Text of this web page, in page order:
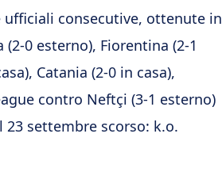
ufficiali consecutive, ottenute in
0 esterno), Fiorentina (2-1
Catania (2-0 in casa),
contro Neftçi (3-1 esterno)
23 settembre scorso: k.o.